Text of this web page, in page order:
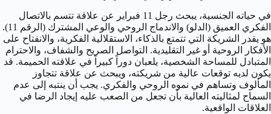
في حياته الجنسية، يبحث رجل 11 فبراير عن علاقة تتسم بالاتصال
الفكري العميق (الدلو) والاندماج الروحي والوعي المشترك (الرقم 11).
هو يقدر الشريكة التي تتمتع بالذكاء، الاستقلالية الفكرية، والانفتاح على
الأفكار الروحية أو غير التقليدية. التواصل الصريح والشفاف، والاحترام
المتبادل للمساحة الشخصية، يلعبان دوراً كبيراً في علاقته الحميمة. قد
يكون لديه توقعات عالية من شريكته، ويبحث عن علاقة تتجاوز
المألوف وتساهم في نموه الروحي والفكري. يجب أن ينتبه إلى عدم
السماح لمثاليته العالية بأن تجعل من الصعب عليه إيجاد الرضا في
العلاقات الواقعية.